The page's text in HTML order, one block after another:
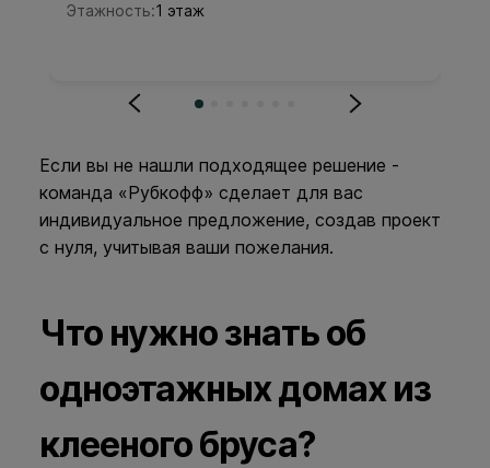
Этажность:1 этаж
Если вы не нашли подходящее решение -
команда «Рубкофф» сделает для вас
индивидуальное предложение, создав проект
с нуля, учитывая ваши пожелания.
Что нужно знать об
одноэтажных домах из
клееного бруса?